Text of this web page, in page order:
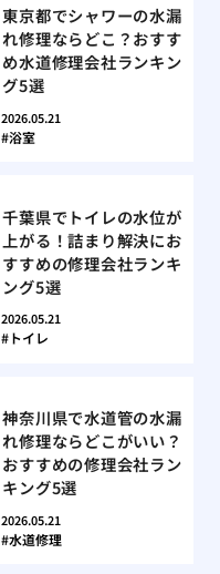
東京都でシャワーの水漏
れ修理ならどこ？おすす
め水道修理会社ランキン
グ5選
2026.05.21
浴室
千葉県でトイレの水位が
上がる！詰まり解決にお
すすめの修理会社ランキ
ング5選
2026.05.21
トイレ
神奈川県で水道管の水漏
れ修理ならどこがいい？
おすすめの修理会社ラン
キング5選
2026.05.21
水道修理